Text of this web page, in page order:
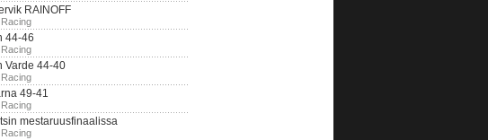
RAINOFF
44-46
Varde 44-40
49-41
mestaruusfinaalissa